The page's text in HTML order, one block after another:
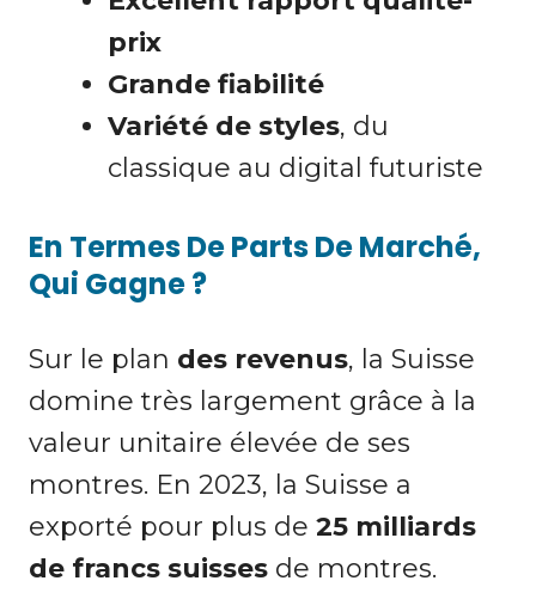
prix
Grande fiabilité
Variété de styles, du
classique au digital futuriste
En Termes De Parts De Marché,
Qui Gagne ?
Sur le plan des revenus, la Suisse
domine très largement grâce à la
valeur unitaire élevée de ses
montres. En 2023, la Suisse a
exporté pour plus de 25 milliards
de francs suisses de montres.